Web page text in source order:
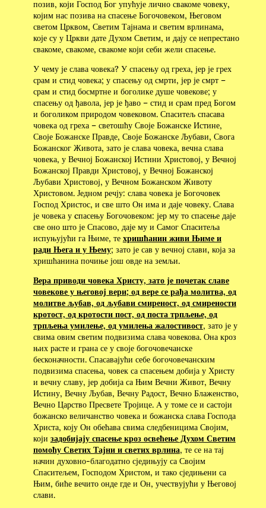
позив, који Господ Бог упућује лично свакоме човеку,
којим нас позива на спасење Богочовеком, Његовом
светом Црквом, Светим Тајнама и светим врлинама,
које су у Цркви дате Духом Светим, и дају се непрестано
свакоме, свакоме, свакоме који себи жели спасење.
У чему је слава човека? У спасењу од греха, јер је грех
срам и стид човека; у спасењу од смрти, јер је смрт –
срам и стид босмртне и боголике душе човекове; у
спасењу од ђавола, јер је ђаво – стид и срам пред Богом
и боголиком природом човековом. Спаситељ спасава
човека од греха – светошћу Своје Божанске Истине,
Своје Божанске Правде, Своје Божанске Љубави, Свога
Божанског Живота, зато је слава човека, вечна слава
човека, у Вечној Божанској Истини Христовој, у Вечној
Божанској Правди Христовој, у Вечној Божанској
Љубави Христовој, у Вечном Божанском Животу
Христовом. Једном речју: слава човека је Богочовек
Господ Христос, и све што Он има и даје човеку. Слава
је човека у cпасењу Богочовеком: јер му то спасење даје
све оно што је Спасово, даје му и Самог Спаситеља
испуњујући га Њиме, те хришћанин живи Њиме и
ради Њега и у Њему; зато је сав у вечној слави, која за
хришћанина почиње још овде на земљи.
Вера приводи човека Христу, зато је почетак славе
човекове у његовој вери; од вере се рађа молитва, од
молитве љубав, од љубави смиреност, од смирености
кротост, од кротости пост, од поста трпљење, од
трпљења умилење, од умилења жалостивост, зато је у
свима овим светим подвизима слава човекова. Она кроз
њих расте и грана се у своје богочовечанске
бесконачности. Спасавајући себе богочовечанским
подвизима спасења, човек са спасењем добија у Христу
и вечну славу, јер добија са Њим Вечни Живот, Вечну
Истину, Вечну Љубав, Вечну Радост, Вечно Блаженство,
Вечно Царство Пресвете Тројице. Α у томе се и састоји
божанско величанство човека и божанска слава Господа
Христа, коју Он обећава свима следбеницима Својим,
који задобијају спасење кроз освећење Духом Светим
помоћу Светих Тајни и светих врлина, те се на тај
начин духовно-благодатно сједињују са Својим
Спаситељем, Господом Христом, и тако сједињени са
Њим, биће вечито онде где и Он, учествујући у Његовој
слави.